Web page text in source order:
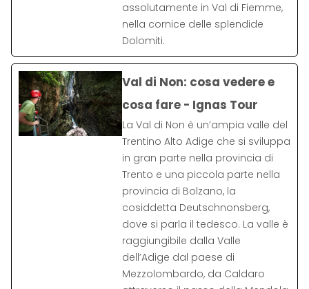
assolutamente in Val di Fiemme,
nella cornice delle splendide
Dolomiti.
Val di Non: cosa vedere e
cosa fare - Ignas Tour
La Val di Non è un’ampia valle del
Trentino Alto Adige che si sviluppa
in gran parte nella provincia di
Trento e una piccola parte nella
provincia di Bolzano, la
cosiddetta Deutschnonsberg,
dove si parla il tedesco. La valle è
raggiungibile dalla Valle
dell’Adige dal paese di
Mezzolombardo, da Caldaro